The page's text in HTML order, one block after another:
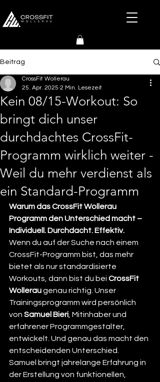
Beitrag
Kein 08/15-Workout: So
bringt dich unser
durchdachtes CrossFit-
Programm wirklich weiter -
Weil du mehr verdienst als
ein Standard-Programm
CrossFit Wollerau
25. Apr. 2025 2 Min. Lesezeit
Warum das CrossFit Wollerau
Programm den Unterschied macht –
Individuell. Durchdacht. Effektiv.
Wenn du auf der Suche nach einem
CrossFit-Programm bist, das mehr
bietet als nur standardisierte
Workouts, dann bist du bei CrossFit
Wollerau genau richtig. Unser
Trainingsprogramm wird persönlich
von Samuel Bieri , Mitinhaber und
erfahrener Programmgestalter,
entwickelt. Und genau das macht den
entscheidenden Unterschied.
Samuel bringt jahrelange Erfahrung in
der Erstellung von funktionellen,